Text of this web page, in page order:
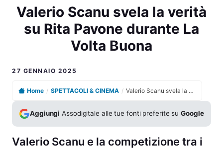
Valerio Scanu svela la verità
su Rita Pavone durante La
Volta Buona
27 GENNAIO 2025
Home / SPETTACOLI & CINEMA / Valerio Scanu svela la verità su Rita Pavone durante La Volta Buona
Aggiungi Assodigitale alle tue fonti preferite suGoogle
Valerio Scanu e la competizione tra i